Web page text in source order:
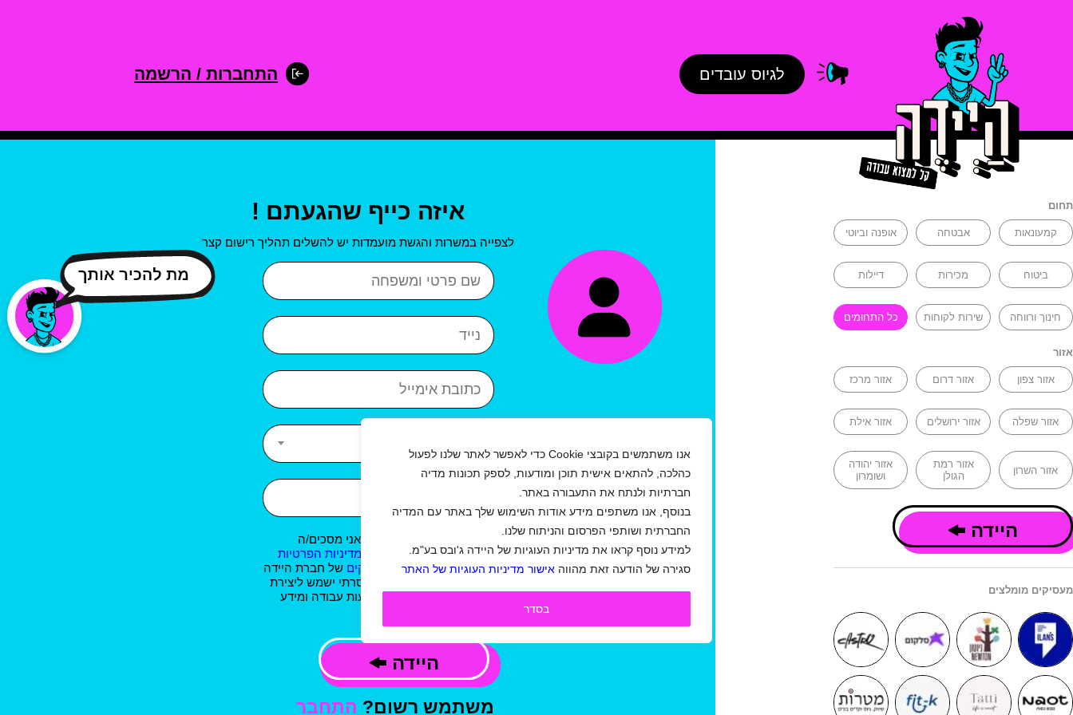
אנו משתמשים בקובצי Cookie כדי לאפשר לאתר שלנו לפעול
כהלכה, להתאים אישית תוכן ומודעות, לספק תכונות מדיה
חברתיות ולנתח את התעבורה באתר.
בנוסף, אנו משתפים מידע אודות השימוש שלך באתר עם המדיה
החברתית ושותפי הפרסום והניתוח שלנו.
למידע נוסף קראו את מדיניות העוגיות של היידה ג'ובס בע"מ.
סגירה של הודעה זאת מהווה אישור מדיניות העוגיות של האתר
בסדר
לגיוס עובדים התחברות / הרשמה
תחום
קמעונאות אבטחה אופנה וביוטי
ביטוח מכירות דיילות
חינוך ורווחה שירות לקוחות כל התחומים
אזור
אזור צפון אזור דרום אזור מרכז
אזור שפלה אזור ירושלים אזור אילת
אזור השרון
אזור רמת
הגולן
אזור יהודה
ושומרון
היידה
מעסיקים מומלצים
איזה כייף שהגעתם !
לצפייה במשרות והגשת מועמדות יש להשלים תהליך רישום קצר
שם פרטי ושם משפחה
נייד
כתובת אימייל
אני מאשר/ת כי קראתי ואני מסכים/ה
לתקנון תנאי שימוש באתר/ מדיניות הפרטיות
ותנאי שימוש באתר למעסיקים של חברת היידה
ג'ובס בע"מ, וכי המידע שמסרתי ישמש ליצירת
קשר, לשליחת עדכונים,הצעות עבודה ומידע
היידה
משתמש רשום? התחבר